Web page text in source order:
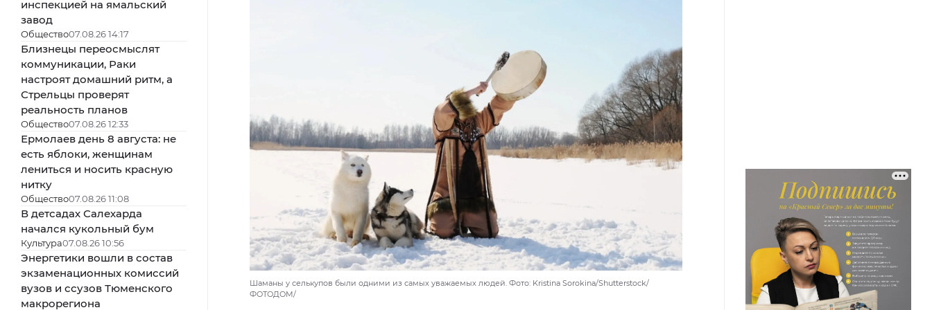
инспекцией на ямальский
завод
Общество07.08.26 14:17
Близнецы переосмыслят
коммуникации, Раки
настроят домашний ритм, а
Стрельцы проверят
реальность планов
Общество07.08.26 12:33
Ермолаев день 8 августа: не
есть яблоки, женщинам
лениться и носить красную
нитку
Общество07.08.26 11:08
В детсадах Салехарда
начался кукольный бум
Культура07.08.26 10:56
Энергетики вошли в состав
экзаменационных комиссий
вузов и ссузов Тюменского
макрорегиона
Шаманы у селькупов были одними из самых уважаемых людей. Фото: Kristina Sorokina/Shutterstock/
ФОТОДОМ/